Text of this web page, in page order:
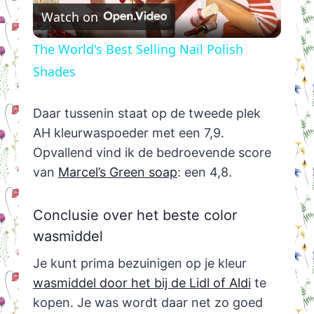
Video
Watch on
The World's Best Selling Nail Polish
Shades
Daar tussenin staat op de tweede plek
AH kleurwaspoeder met een 7,9.
Opvallend vind ik de bedroevende score
van Marcel’s Green soap: een 4,8.
Conclusie over het beste color
wasmiddel
Je kunt prima bezuinigen op je kleur
wasmiddel door het bij de Lidl of Aldite
kopen. Je was wordt daar net zo goed